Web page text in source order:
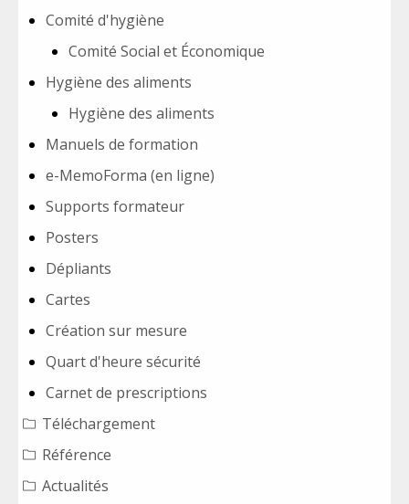
Comité d'hygiène
Comité Social et Économique
Hygiène des aliments
Hygiène des aliments
Manuels de formation
e-MemoForma (en ligne)
Supports formateur
Posters
Dépliants
Cartes
Création sur mesure
Quart d'heure sécurité
Carnet de prescriptions
Téléchargement
Référence
Actualités